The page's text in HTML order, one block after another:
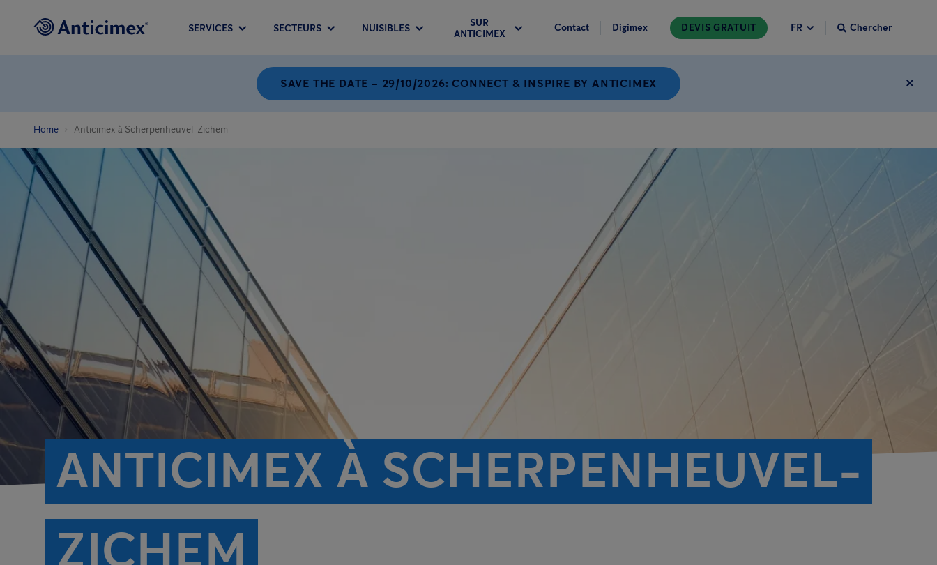
SERVICES SECTEURS NUISIBLES
SUR
ANTICIMEX
Contact Digimex DEVIS GRATUIT Chercher
SAVE THE DATE – 29/10/2026: CONNECT & INSPIRE BY ANTICIMEX
Home Anticimex à Scherpenheuvel-Zichem
ANTICIMEX À SCHERPENHEUVEL-
ZICHEM